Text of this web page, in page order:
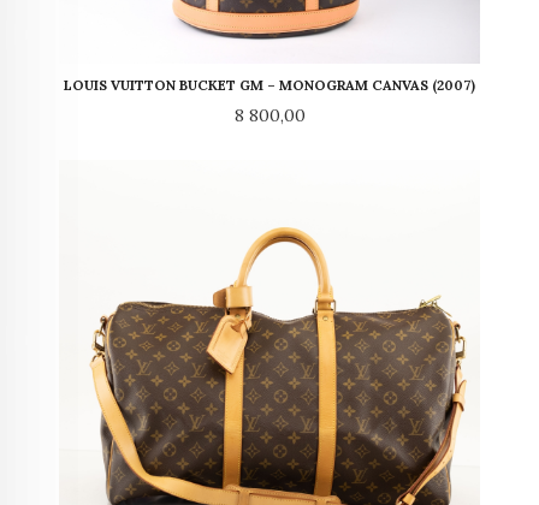
LOUIS VUITTON BUCKET GM – MONOGRAM CANVAS (2007)
Pris
8 800,00